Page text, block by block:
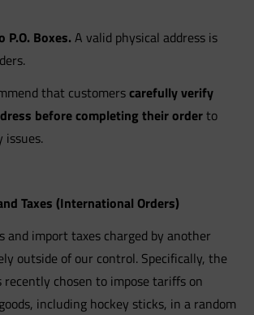
Boxes. A valid physical address is
that customerscarefully verify
before completing their orderto
issues.
Taxes (International Orders)
and import taxes charged by another
outside of our control. Specifically, the
recently chosen to impose tariffs on
including hockey sticks, in a random